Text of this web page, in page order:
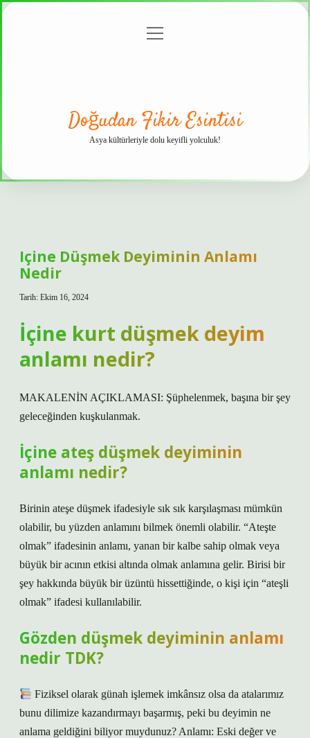
menüyü
Doğudan Fikir Esintisi
Asya kültürleriyle dolu keyifli yolculuk!
Içine Düşmek Deyiminin Anlamı
Nedir
Tarih: Ekim 16, 2024
İçine kurt düşmek deyim
anlamı nedir?
MAKALENİN AÇIKLAMASI: Şüphelenmek, başına bir şey
geleceğinden kuşkulanmak.
İçine ateş düşmek deyiminin
anlamı nedir?
Birinin ateşe düşmek ifadesiyle sık sık karşılaşması mümkün
olabilir, bu yüzden anlamını bilmek önemli olabilir. “Ateşte
olmak” ifadesinin anlamı, yanan bir kalbe sahip olmak veya
büyük bir acının etkisi altında olmak anlamına gelir. Birisi bir
şey hakkında büyük bir üzüntü hissettiğinde, o kişi için “ateşli
olmak” ifadesi kullanılabilir.
Gözden düşmek deyiminin anlamı
nedir TDK?
Fiziksel olarak günah işlemek imkânsız olsa da atalarımız
bunu dilimize kazandırmayı başarmış, peki bu deyimin ne
anlama geldiğini biliyor muydunuz? Anlamı: Eski değer ve